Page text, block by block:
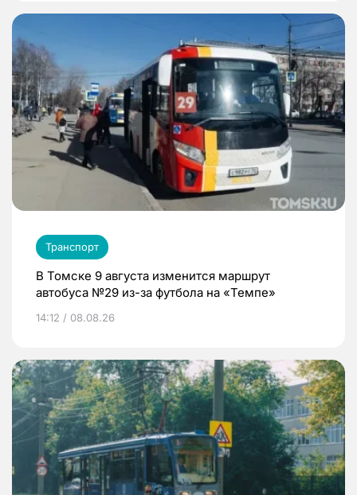
Транспорт
В Томске 9 августа изменится маршрут
автобуса №29 из-за футбола на «Темпе»
14:12 / 08.08.26